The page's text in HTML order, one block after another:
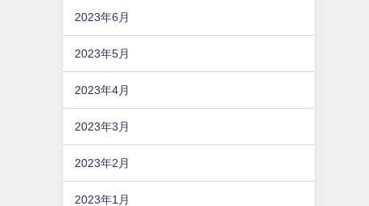
2023年6月
2023年5月
2023年4月
2023年3月
2023年2月
2023年1月